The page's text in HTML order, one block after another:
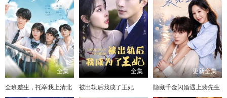
全集
全班差生，托举我上清北
全集
被出轨后我成了王妃
更新全集
隐藏千金闪婚遇上裴先生